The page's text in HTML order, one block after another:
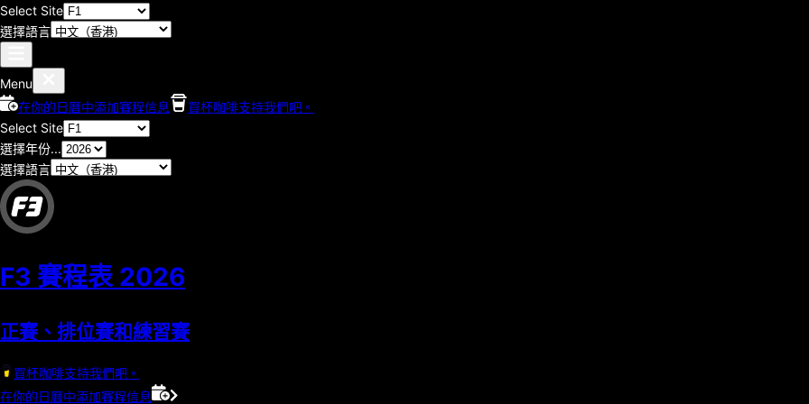
Select Site
選擇語言
Menu
在你的日曆中添加賽程信息
買杯咖啡支持我們吧。
Select Site
選擇年份...
選擇語言
F3 賽程表 2026
正賽、排位賽和練習賽
買杯咖啡支持我們吧。
在你的日曆中添加賽程信息